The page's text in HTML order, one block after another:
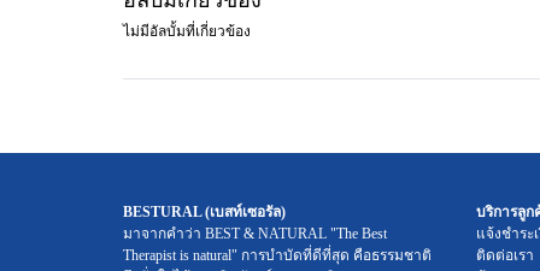
ไม่มีอัลบั้มที่เกี่ยวข้อง
BESTURAL (เบสท์เซอรัล)
มาจากคำว่า BEST & NATURAL "The Best
Therapist is natural" การบำบัดที่ดีที่สุด คือธรรมชาติ
บริการลูก
แจ้งชำระ
ติดต่อเรา